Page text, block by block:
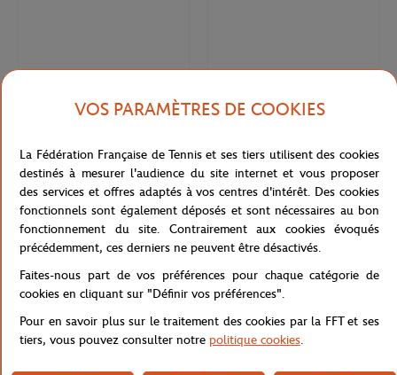
Casquette Club Lacoste x Roland-
Garros - Marine
Drap de plage officiel joueur•se
Roland-Garros 2026 - Marine
VOS PARAMÈTRES DE COOKIES
La Fédération Française de Tennis et ses tiers utilisent des cookies
destinés à mesurer l'audience du site internet et vous proposer
des services et offres adaptés à vos centres d'intérêt. Des cookies
fonctionnels sont également déposés et sont nécessaires au bon
fonctionnement du site. Contrairement aux cookies évoqués
précédemment, ces derniers ne peuvent être désactivés.
Faites-nous part de vos préférences pour chaque catégorie de
cookies en cliquant sur "Définir vos préférences".
Pour en savoir plus sur le traitement des cookies par la FFT et ses
tiers, vous pouvez consulter notre politique cookies.